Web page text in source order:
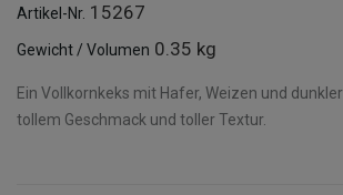
Artikel-Nr. 15267
Gewicht / Volumen 0.35 kg
Ein Vollkornkeks mit Hafer, Weizen und
tollem Geschmack und toller Textur.